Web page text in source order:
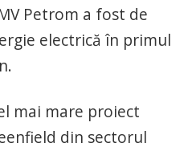
Petrom a fost de
electrică în primul
mai mare proiect
din sectorul